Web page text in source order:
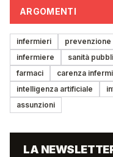
ARGOMENTI
infermieri prevenzione
infermiere
sanità
farmaci
carenza
intelligenza artificiale
assunzioni
LA